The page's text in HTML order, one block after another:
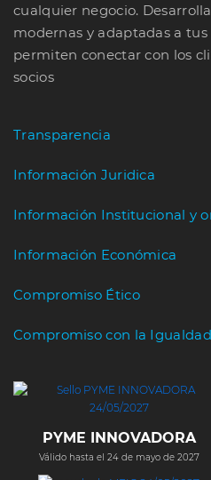
cualquier negocio.
modernas y adaptadas a
permiten conectar con los
socios
Transparencia
Información Juridica
Información Institucional y
Información Económica
Compromiso Ético
Compromiso con la Igualdad
PYME INNOVADORA
Válido hasta el 24 de mayo de 2027